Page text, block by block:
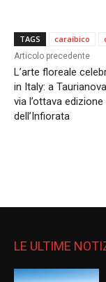
TAGS caraibico
Articolo precedente
L’arte floreale
in Italy: a
via l’ottava edizione
dell’Infiorata
LE ULTIME